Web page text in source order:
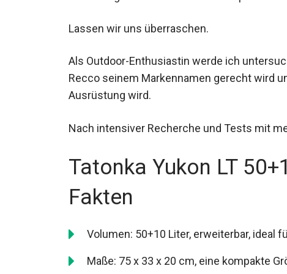
Lassen wir uns überraschen.
Als Outdoor-Enthusiastin werde ich
Recco seinem Markennamen gerecht wird
Ausrüstung wird.
Nach intensiver Recherche und Tests mit
Tatonka Yukon LT
Fakten
Volumen: 50+10 Liter, erweiterbar, ideal
Maße: 75 x 33 x 20 cm, eine kompakte